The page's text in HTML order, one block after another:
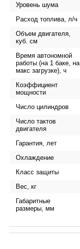
Уровень шума
Расход топлива, л/ч
Объем двигателя,
куб. см
Время автономной
работы (на 1 баке, на
макс загрузке), ч
Коэффициент
мощности
Число цилиндров
Число тактов
двигателя
Гарантия, лет
Охлаждение
Класс защиты
Вес, кг
Габаритные
размеры, мм